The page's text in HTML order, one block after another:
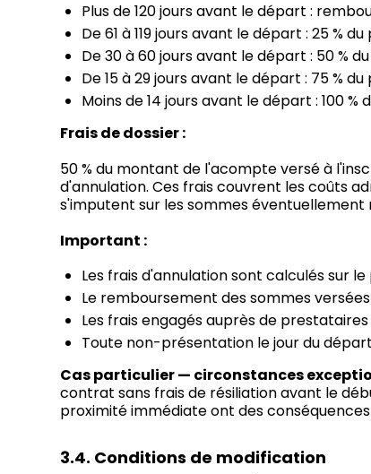
Plus de 120 jours avant le départ :
De 61 à 119 jours avant le départ : 25 %
De 30 à 60 jours avant le départ : 50 %
De 15 à 29 jours avant le départ : 75 %
Moins de 14 jours avant le départ : 100
Frais de dossier :
50 % du montant de l'acompte versé à
d'annulation. Ces frais couvrent les coûts
s'imputent sur les sommes
Important :
Les frais d'annulation sont calculés sur
Le remboursement des sommes
Les frais engagés auprès de
Toute non-présentation le jour du
Cas particulier — circonstances
contrat sans frais de résiliation avant le
proximité immédiate ont des
3.4. Conditions de modification